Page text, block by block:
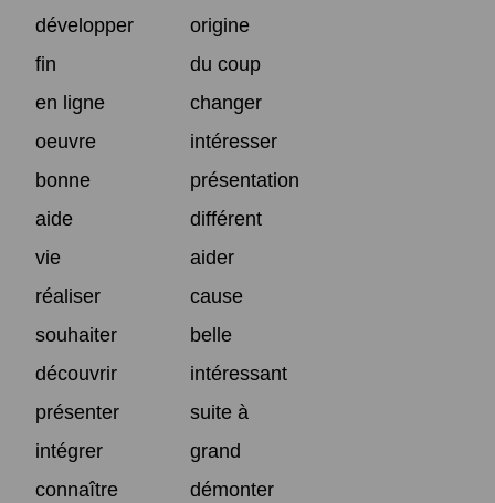
développer
origine
fin
du coup
en ligne
changer
oeuvre
intéresser
bonne
présentation
aide
différent
vie
aider
réaliser
cause
souhaiter
belle
découvrir
intéressant
présenter
suite à
intégrer
grand
connaître
démonter